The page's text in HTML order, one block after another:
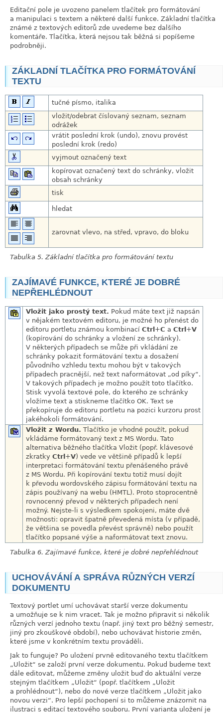
Editační pole je uvozeno panelem tlačítek pro formátování
a manipulaci s textem a některé další funkce. Základní tlačítka
známé z textových editorů zde uvedeme bez dalšího
komentáře. Tlačítka, která nejsou tak běžná si popíšeme
podrobněji.
ZÁKLADNÍ TLAČÍTKA PRO FORMÁTOVÁNÍ
TEXTU
tučné písmo, italika
vložit/odebrat číslovaný seznam, seznam
odrážek
vrátit poslední krok (undo), znovu provést
poslední krok (redo)
vyjmout označený text
kopírovat označený text do schránky, vložit
obsah schránky
tisk
hledat
zarovnat vlevo, na střed, vpravo, do bloku
Tabulka 5. Základní tlačítka pro formátování textu
ZAJÍMAVÉ FUNKCE, KTERÉ JE DOBRÉ
NEPŘEHLÉDNOUT
Vložit jako prostý text. Pokud máte text již napsán
v nějakém textovém editoru, je možné ho přenést do
editoru portletu známou kombinací Ctrl +C a Ctrl +V
(kopírování do schránky a vložení ze schránky).
V některých případech se může při vkládání ze
schránky pokazit formátování textu a dosažení
původního vzhledu textu mohou být v takových
případech pracnější, než text naformátovat „od píky“.
V takových případech je možno použít toto tlačítko.
Stisk vyvolá textové pole, do kterého ze schránky
vložíme text a stiskneme tlačítko OK. Text se
překopíruje do editoru portletu na pozici kurzoru prost
jakéhokoli formátování.
Vložit z Wordu. Tlačítko je vhodné použít, pokud
vkládáme formátovaný text z MS Wordu. Tato
alternativa běžného tlačítka Vložit (popř. klávesové
zkratky Ctrl +V) vede ve většině případů k lepší
interpretaci formátování textu přenášeného právě
z MS Wordu. Při kopírování textu totiž musí dojít
k převodu wordovského zápisu formátování textu na
zápis používaný na webu (HMTL). Proto stoprocentně
rovnocenný převod v některých případech není
možný. Nejste-li s výsledkem spokojeni, máte dvě
možnosti: opravit špatně převedená místa (v případě,
že většina se povedla převést správně) nebo použít
tlačítko popsané výše a naformátovat text znovu.
Tabulka 6. Zajímavé funkce, které je dobré nepřehlédnout
UCHOVÁVÁNÍ A SPRÁVA RŮZNÝCH VERZÍ
DOKUMENTU
Textový portlet umí uchovávat starší verze dokumentu
a umožňuje se k nim vracet. Tak je možno připravit si několik
různých verzí jednoho textu (např. jiný text pro běžný semestr,
jiný pro zkouškové období), nebo uchovávat historie změn,
které jsme v konkrétním textu prováděli.
Jak to funguje? Po uložení prvně editovaného textu tlačítkem
„Uložit“ se založí první verze dokumentu. Pokud budeme text
dále editovat, můžeme změny uložit buď do aktuální verze
stejným tlačítkem „Uložit“ (popř. tlačítkem „Uložit
a prohlédnout“), nebo do nové verze tlačítkem „Uložit jako
novou verzi“. Pro lepší pochopení si to můžeme znázornit na
ilustraci s editací textového souboru. První varianta uložení je